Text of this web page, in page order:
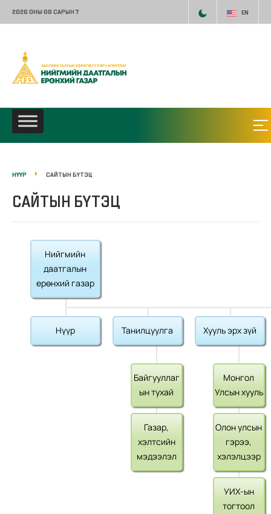
2026 ОНЫ 08 САРЫН 7 EN
НҮҮР САЙТЫН БҮТЭЦ
САЙТЫН БҮТЭЦ
Нийгмийн
даатгалын
ерөнхий газар
Нүүр Танилцуулга
Байгууллаг
ын тухай
Газар,
хэлтсийн
мэдээлэл
Хууль эрх зүй
Монгол
Улсын хууль
Олон улсын
гэрээ,
хэлэлцээр
УИХ-ын
тогтоол